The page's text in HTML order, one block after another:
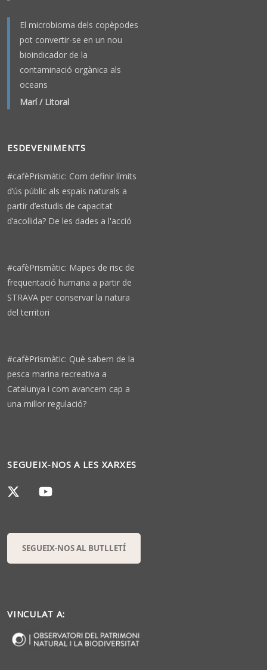
El microbioma dels copèpodes
pot convertir-se en un nou
bioindicador de la
contaminació orgànica als
oceans
Marí / Litoral
ESDEVENIMENTS
#cafèPrismàtic: Com definir límits
d’ús públic als espais naturals a
partir d’estudis de capacitat
d’acollida? De les dades a l'acció
#cafèPrismàtic: Mapes de risc de
freqüentació humana a partir de
STRAVA per conservar la natura
del territori
#cafèPrismàtic: Què sabem de la
pesca marina recreativa a
Catalunya i com avancem cap a
una millor regulació?
SEGUEIX-NOS A LES XARXES
SEGUEIX-NOS AL BUTLLETÍ
VINCULAT A: